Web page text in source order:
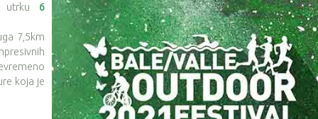
utrku 6
7,5km
koja je